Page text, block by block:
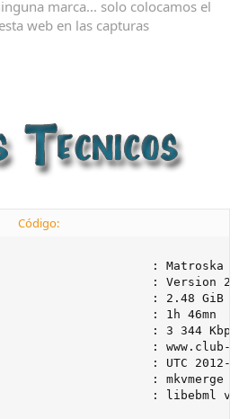
marca... solo colocamos el
web en las capturas
Código:
: Matroska
: Version 2
: 2.48 GiB
: 1h 46mn
: 3 344 Kbps
: www.club-
: UTC 2012-
: mkvmerge
: libebml